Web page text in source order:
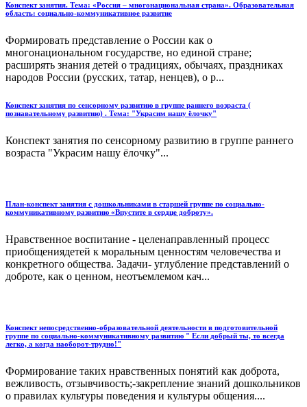
Конспект занятия. Тема: «Россия – многонациональная страна». Образовательная
область: социально-коммуникативное развитие
Формировать представление о России как о
многонациональном государстве, но единой стране;
расширять знания детей о традициях, обычаях, праздниках
народов России (русских, татар, ненцев), о р...
Конспект занятия по сенсорному развитию в группе раннего возраста (
познавательному развитию) . Тема: "Украсим нашу ёлочку"
Конспект занятия по сенсорному развитию в группе раннего
возраста "Украсим нашу ёлочку"...
План-конспект занятия с дошкольниками в старшей группе по социально-
коммуникативному развитию «Впустите в сердце доброту».
Нравственное воспитание - целенаправленный процесс
приобщениядетей к моральным ценностям человечества и
конкретного общества. Задачи- углубление представлений о
доброте, как о ценном, неотъемлемом кач...
Конспект непосредственно-образовательной деятельности в подготовительной
группе по социально-коммуникативному развитию " Если добрый ты, то всегда
легко, а когда наоборот-трудно!"
Формирование таких нравственных понятий как доброта,
вежливость, отзывчивость;-закрепление знаний дошкольников
о правилах культуры поведения и культуры общения....